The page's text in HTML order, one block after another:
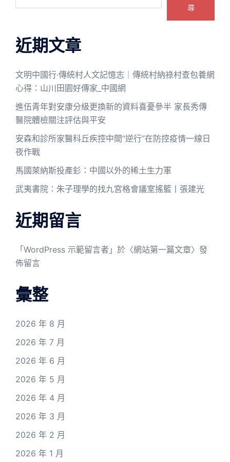
尋
近期文章
文明中國行·傳統村人文記憶志｜傳統村納祿村查包養網
心得：山川田園好傳家_中國網
進伍青年對安康分級更換新的資料喜憂參半 家長秀傳
醫院體檢關注評估與平安
安森和診所家醫科丘疾控中間“逆行”在防控疫情一線日
夜作戰
馬國萊納斯投產釤：中國以外的稀土生力軍
武夷書院：朱子理學的找九宮格會議室搖籃丨張建光
近期留言
「 WordPress 示範留言者 」於〈網站第一篇文章〉發
佈留言
彙整
2026 年 8 月
2026 年 7 月
2026 年 6 月
2026 年 5 月
2026 年 4 月
2026 年 3 月
2026 年 2 月
2026 年 1 月